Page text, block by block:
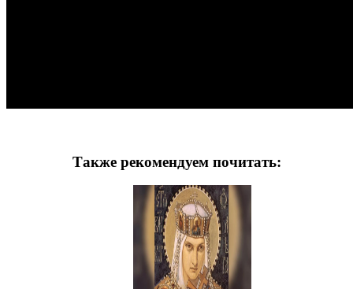
Также рекомендуем почитать: